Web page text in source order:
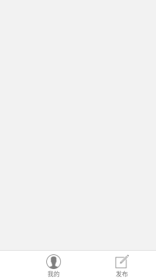
我的 发布